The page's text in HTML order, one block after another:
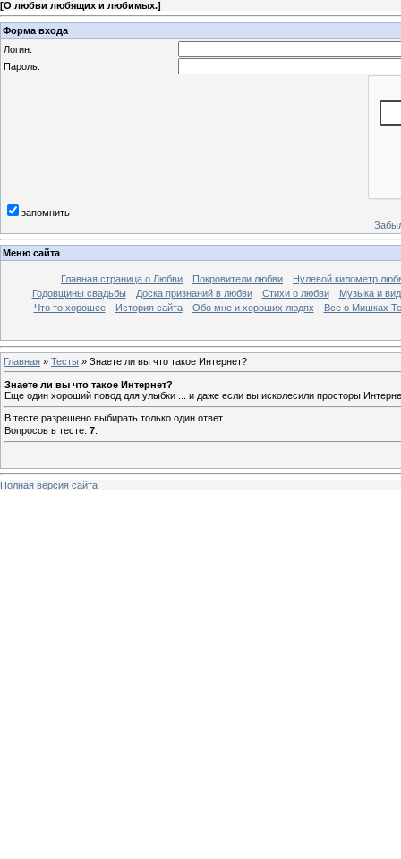
[О любви любящих и любимых.]
Форма входа
Логин:
Пароль:
запомнить
Меню сайта
Главная страница о Любви Покровители любви
Нулевой километр
Годовщины свадьбы
Доска признаний в любви Стихи о любви
Музыка и
Что то хорошее
История сайта Обо мне и хороших людях Все о Мишках
Главная » Тесты » Знаете ли вы что такое Интернет?
Знаете ли вы что такое Интернет?
Еще один хороший повод для улыбки ... и даже если вы исколесили просторы
В тесте разрешено выбирать только один ответ.
Вопросов в тесте: 7
Полная версия сайта